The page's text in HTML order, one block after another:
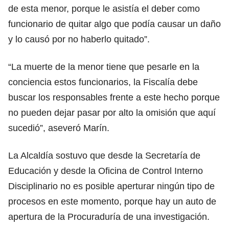
de esta menor, porque le asistía el deber como
funcionario de quitar algo que podía causar un daño
y lo causó por no haberlo quitado”.
“La muerte de la menor tiene que pesarle en la
conciencia estos funcionarios, la Fiscalía debe
buscar los responsables frente a este hecho porque
no pueden dejar pasar por alto la omisión que aquí
sucedió”, aseveró Marín.
La Alcaldía sostuvo que desde la Secretaría de
Educación y desde la Oficina de Control Interno
Disciplinario no es posible aperturar ningún tipo de
procesos en este momento, porque hay un auto de
apertura de la Procuraduría de una investigación.